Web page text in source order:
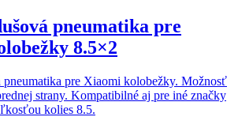
pneumatika pre
8.5×2
pneumatika pre Xiaomi kolobežky. Možnosť
strany. Kompatibilné aj pre iné značky
kolies 8.5.